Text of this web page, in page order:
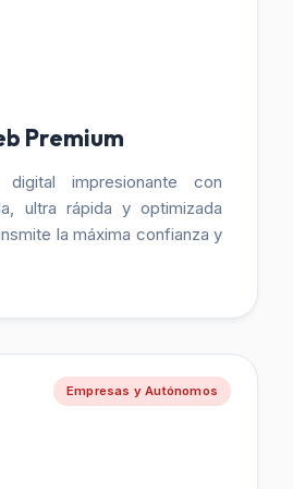
Premium
digital impresionante con
ultra rápida y optimizada
la máxima confianza y
Empresas y Autónomos